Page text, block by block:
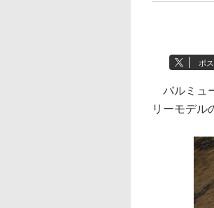
ポ
バルミュ
リーモデル